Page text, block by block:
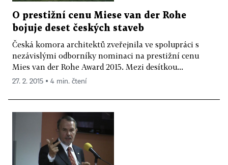
O prestižní cenu Miese van der Rohe
bojuje deset českých staveb
Česká komora architektů zveřejnila ve spolupráci s
nezávislými odborníky nominaci na prestižní cenu
Mies van der Rohe Award 2015. Mezi desítkou...
27. 2. 2015 ▪ 4 min. čtení